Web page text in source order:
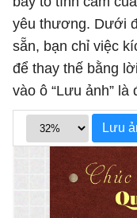
yêu thương. Dưới
sẵn, bạn chỉ việc
để thay thế bằng
vào ô “Lưu ảnh” là